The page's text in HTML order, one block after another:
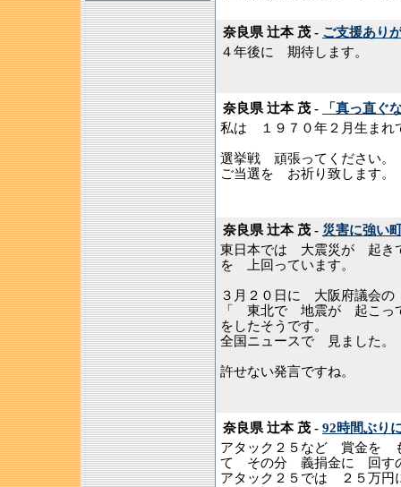
奈良県 辻本 茂 - ご支援あり
４年後に 期待します。
奈良県 辻本 茂 -
「真っ直ぐ
私は １９７０年２月生ま
選挙戦 頑張ってください。
ご当選を お祈り致します。
奈良県 辻本 茂 - 災害に強い
東日本では 大震災が 起き
を 上回っています。
３月２０日に 大阪府議会
「 東北で 地震が 起こ
をしたそうです。
全国ニュースで 見ました。
許せない発言ですね。
奈良県 辻本 茂 - 92時間ぶり
アタック２５など 賞金を
て その分 義捐金に 回す
アタック２５では ２５万円